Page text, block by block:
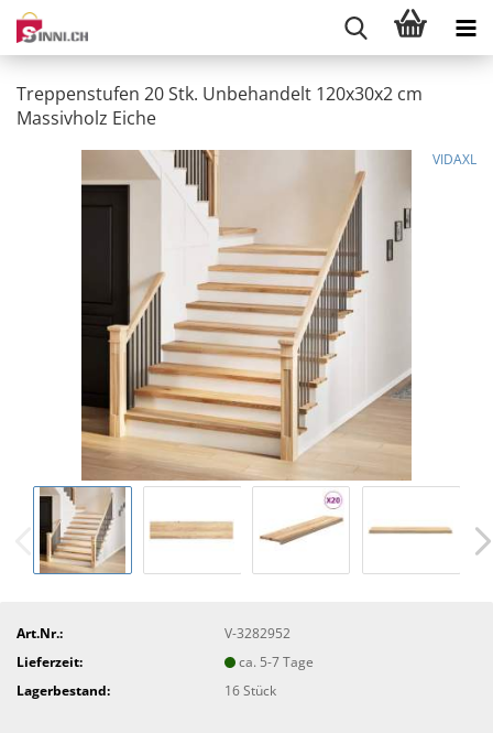
Treppenstufen 20 Stk. Unbehandelt 120x30x2 cm
Massivholz Eiche
VIDAXL
Art.Nr.:
V-3282952
Lieferzeit:
ca. 5-7 Tage
Lagerbestand:
16Stück